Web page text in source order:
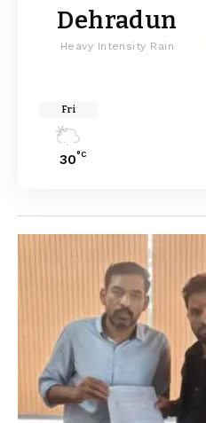
Dehradun
Heavy Intensity Rain
Fri
30°C